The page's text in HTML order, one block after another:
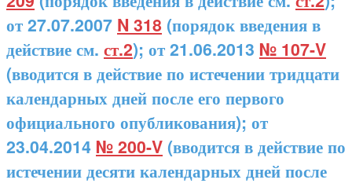
от 27.07.2007 N 318 (порядок введения в
действие см. ст.2); от 21.06.2013 № 107-V
(вводится в действие по истечении тридцати
календарных дней после его первого
официального опубликования); от
23.04.2014 № 200-V (вводится в действие по
истечении десяти календарных дней после